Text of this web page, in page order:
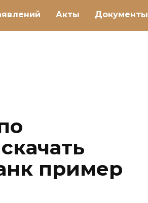
Акты Документы
пример